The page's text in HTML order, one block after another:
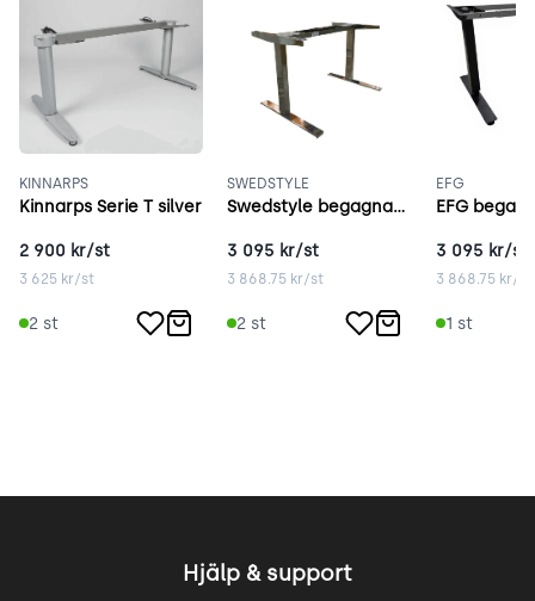
KINNARPS
Kinnarps Serie T silver
2 900 kr/st
3 625 kr/st
2 st
SWEDSTYLE
Swedstyle begagnat elstativ krom
3 095 kr/st
3 868.75 kr/st
2 st
EFG
3 095 kr/st
3 868.75kr/st
1 st
Hjälp & support